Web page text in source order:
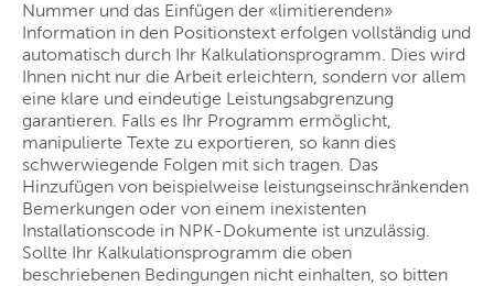
Nummer und das Einfügen der «limitierenden»
Information in den Positionstext erfolgen vollständig und
automatisch durch Ihr Kalkulationsprogramm. Dies wird
Ihnen nicht nur die Arbeit erleichtern, sondern vor allem
eine klare und eindeutige Leistungsabgrenzung
garantieren. Falls es Ihr Programm ermöglicht,
manipulierte Texte zu exportieren, so kann dies
schwerwiegende Folgen mit sich tragen. Das
Hinzufügen von beispielweise leistungseinschränkenden
Bemerkungen oder von einem inexistenten
Installationscode in NPK-Dokumente ist unzulässig.
Sollte Ihr Kalkulationsprogramm die oben
beschriebenen Bedingungen nicht einhalten, so bitten